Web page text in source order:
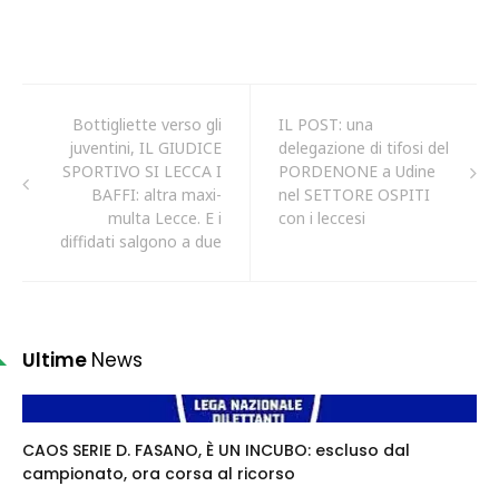
Bottigliette verso gli
juventini, IL GIUDICE
SPORTIVO SI LECCA I
BAFFI: altra maxi-
multa Lecce. E i
diffidati salgono a due
IL POST: una
delegazione di tifosi del
PORDENONE a Udine
nel SETTORE OSPITI
con i leccesi
Ultime News
CAOS SERIE D. FASANO, È UN INCUBO: escluso dal
campionato, ora corsa al ricorso